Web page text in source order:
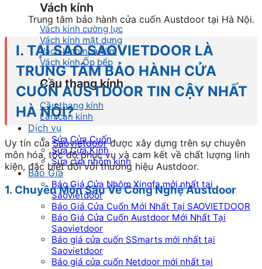
Vách kính
Vách kính cường lực
Vách kính mặt dựng
Vách kính nhà tắm
Vách kính Ốp bếp
Cầu thang kính
Cầu thang kính
Lan can kính
Dịch vụ
Sửa Cửa Cuốn
Sửa Cửa Kính
Sửa cửa nhôm kính
Báo Giá
Báo Giá Cửa Nhôm Xingfa mới nhất tại
Saovietdoor
Báo Giá Cửa Cuốn Mới Nhất Tại SAOVIETDOOR
Báo Giá Cửa Cuốn Austdoor Mới Nhất Tại
Saovietdoor
Báo giá cửa cuốn SSmarts mới nhất tại
Saovietdoor
Báo giá cửa cuốn Netdoor mới nhất tại
Trung tâm bảo hành cửa cuốn Austdoor tại Hà Nội.
I. TẠI SAO SAOVIETDOOR LÀ
TRUNG TÂM BẢO HÀNH CỬA
CUỐN AUSTDOOR TIN CẬY NHẤT
HÀ NỘI?
Uy tín củaSaovietdoorđược xây dựng trên sự chuyên
môn hóa, tốc độ phục vụ và cam kết về chất lượng linh
kiện, đặc biệt đối với thương hiệu Austdoor.
1. Chuyên Môn Sâu Về Công Nghệ Austdoor